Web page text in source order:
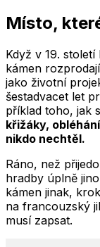
Místo,
Když v 19.
kámen
jako životní
šestadvacet let
příklad toho, jak
křižáky,
nikdo nechtěl.
Ráno, než
hradby úplně
kámen jinak,
na francouzský
musí zapsat.